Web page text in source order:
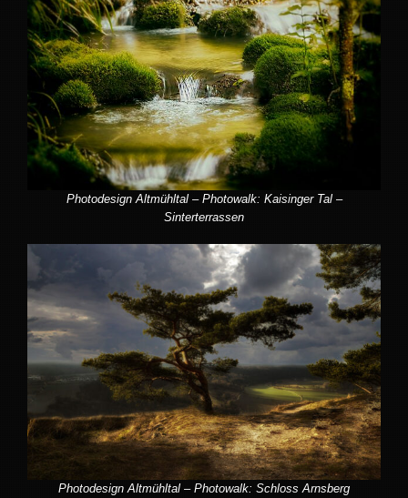
Photodesign Altmühltal – Photowalk: Kaisinger Tal –
Sinterterrassen
Photodesign Altmühltal – Photowalk: Schloss Arnsberg